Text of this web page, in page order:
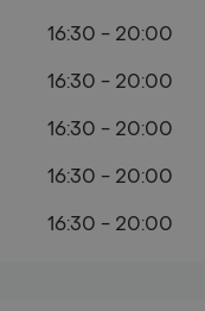
16:30 - 20:00
16:30 - 20:00
16:30 - 20:00
16:30 - 20:00
16:30 - 20:00